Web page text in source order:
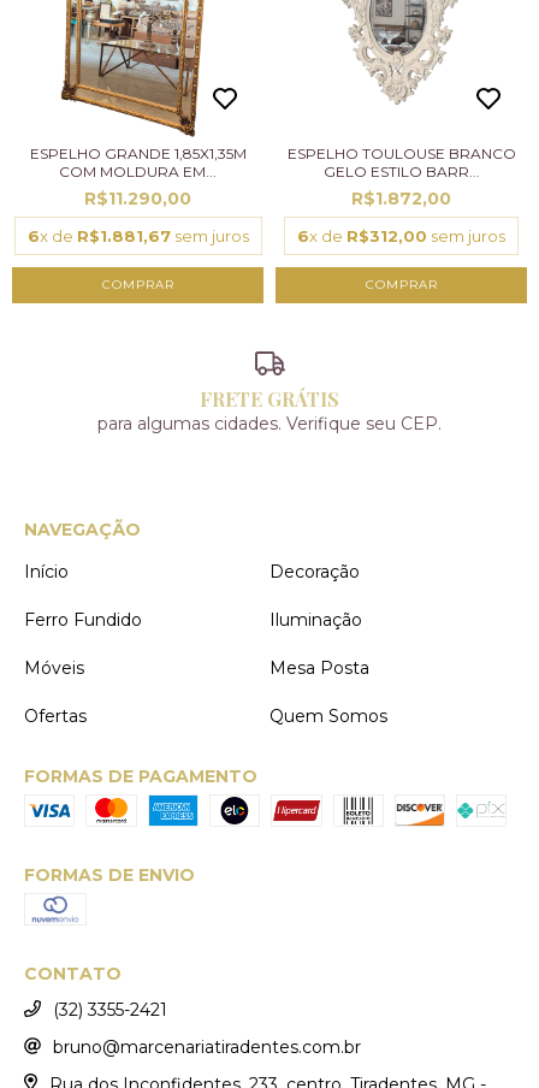
ESPELHO GRANDE 1,85X1,35M
COM MOLDURA EM...
R$11.290,00
6x de R$1.881,67sem juros
ESPELHO TOULOUSE BRANCO
GELO ESTILO BARR...
R$1.872,00
6x de R$312,00 sem juros
FRETE GRÁTIS
para algumas cidades. Verifique seu CEP.
NAVEGAÇÃO
Início
Decoração
Ferro Fundido Iluminação
Móveis Mesa Posta
Ofertas Quem Somos
FORMAS DE PAGAMENTO
FORMAS DE ENVIO
CONTATO
(32) 3355-2421
bruno@marcenariatiradentes.com.br